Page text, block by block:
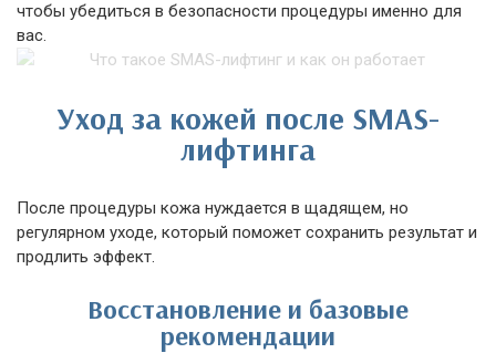
чтобы убедиться в безопасности процедуры именно для
вас.
Уход за кожей после SMAS-
лифтинга
После процедуры кожа нуждается в щадящем, но
регулярном уходе, который поможет сохранить результат и
продлить эффект.
Восстановление и базовые
рекомендации